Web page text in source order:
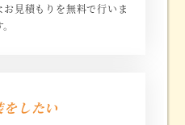
見積もりを無料で行いま
をしたい